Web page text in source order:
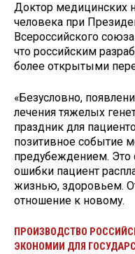
Доктор медицинских
человека при
Всероссийского
что российским
более открытыми
«Безусловно,
лечения тяжелых
праздник для
позитивное событие
предубеждением. Это
ошибки пациент
жизнью, здоровьем.
отношение к новому.
ПРОИЗВОДСТВО
ЭКОНОМИИ ДЛЯ